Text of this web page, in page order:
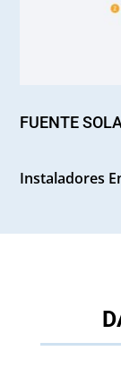
FUENTE
Instaladores